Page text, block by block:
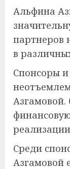
Альфина
партнеров
в
Спонсоры
Азгамовой.
Среди
Азгамовой